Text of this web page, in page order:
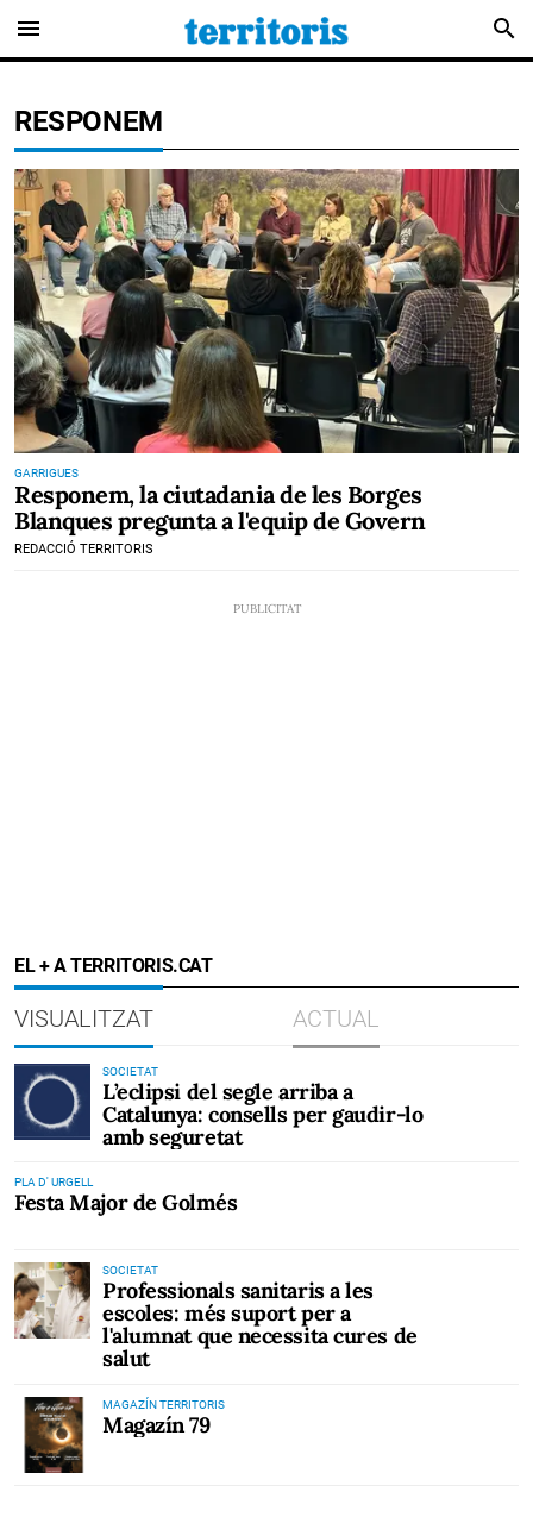
menu search
RESPONEM
GARRIGUES
Responem, la ciutadania de les Borges
Blanques pregunta a l'equip de Govern
REDACCIÓ TERRITORIS
EL + A TERRITORIS.CAT
VISUALITZAT ACTUAL
SOCIETAT
L’eclipsi del segle arriba a
Catalunya: consells per gaudir-lo
amb seguretat
PLA D' URGELL
Festa Major de Golmés
SOCIETAT
Professionals sanitaris a les
escoles: més suport per a
l'alumnat que necessita cures de
salut
MAGAZÍN TERRITORIS
Magazín 79